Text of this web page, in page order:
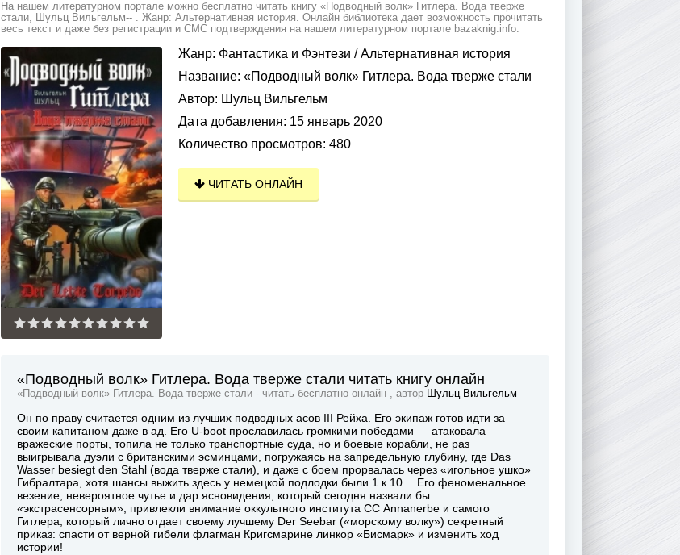
На нашем литературном портале можно бесплатно читать книгу «Подводный волк» Гитлера. Вода тверже
стали, Шульц Вильгельм-- . Жанр: Альтернативная история. Онлайн библиотека дает возможность прочитать
весь текст и даже без регистрации и СМС подтверждения на нашем литературном портале bazaknig.info.
Жанр: Фантастика и Фэнтези /Альтернативная история
Название: «Подводный волк» Гитлера. Вода тверже стали
Автор: Шульц Вильгельм
Дата добавления: 15 январь 2020
Количество просмотров: 480
ЧИТАТЬ ОНЛАЙН
«Подводный волк» Гитлера. Вода тверже стали читать книгу онлайн
«Подводный волк» Гитлера. Вода тверже стали - читать бесплатно онлайн , автор Шульц Вильгельм
Он по праву считается одним из лучших подводных асов III Рейха. Его экипаж готов идти за
своим капитаном даже в ад. Его U-boot прославилась громкими победами — атаковала
вражеские порты, топила не только транспортные суда, но и боевые корабли, не раз
выигрывала дуэли с британскими эсминцами, погружаясь на запредельную глубину, где Das
Wasser besiegt den Stahl (вода тверже стали), и даже с боем прорвалась через «игольное ушко»
Гибралтара, хотя шансы выжить здесь у немецкой подлодки были 1 к 10… Его феноменальное
везение, невероятное чутье и дар ясновидения, который сегодня назвали бы
«экстрасенсорным», привлекли внимание оккультного института СС Annanerbe и самого
Гитлера, который лично отдает своему лучшему Der Seebar («морскому волку») секретный
приказ: спасти от верной гибели флагман Кригсмарине линкор «Бисмарк» и изменить ход
истории!